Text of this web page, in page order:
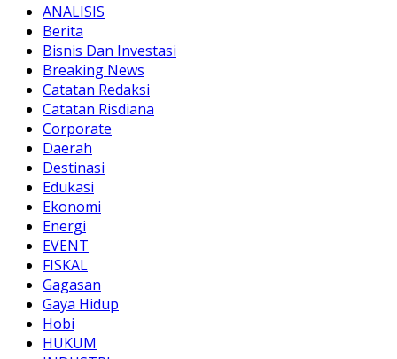
ANALISIS
Berita
Bisnis Dan Investasi
Breaking News
Catatan Redaksi
Catatan Risdiana
Corporate
Daerah
Destinasi
Edukasi
Ekonomi
Energi
EVENT
FISKAL
Gagasan
Gaya Hidup
Hobi
HUKUM